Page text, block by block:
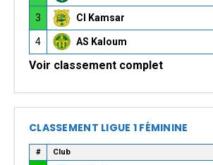
3 CI Kamsar
4 AS Kaloum
Voir classement complet
CLASSEMENT LIGUE 1 FÉMININE
# Club